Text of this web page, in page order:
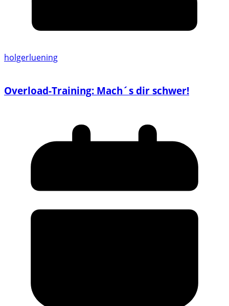
holgerluening
Overload-Training: Mach´s dir schwer!